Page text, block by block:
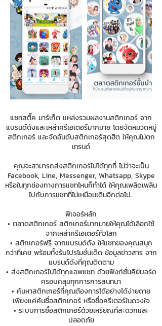
แชทสติ๊ค มาร์เก็ต แหล่งรวมผลงานสติกเกอร์ จาก
แบรนด์ดังและเหล่าครีเอเตอร์มากมาย โดยจัดหมวดหมู่
สติกเกอร์ และจัดอันดับสติกเกอร์สุดฮิต ให้คุณไม่ตก
เทรนด์
คุณจะสามารถส่งสติกเกอร์ไปได้ทุกที่ ไม่ว่าจะเป็น
Facebook, Line, Messenger, Whatsapp, Skype
หรือในทุกช่องทางการแชทไหนก็ทำได้ ให้คุณเพลิดเพลิน
ไปกับการแชทที่ไม่เหมือนเดิมอีกต่อไป..
ฟีเจอร์หลัก
• ตลาดสติกเกอร์ สติกเกอร์มากมายให้คุณได้เลือกใช้
จากเหล่าครีเอเตอร์ทั่วโลก
• สติกเกอร์ฟรี จากแบรนด์ดัง ให้แชทของคุณสนุก
กว่าที่เคย พร้อมทั้งรับโปรโมชั่นเด็ด ข้อมูลข่าวสาร จาก
แบรนด์ดังที่คุณติดตาม
• ส่งสติกเกอร์ไปได้ทุกแอพแชท ด้วยฟังก์ชั่นคีย์บอร์ด
ครอบคลุมทุกการการสนทนา
• ค้นหาสติกเกอร์ที่คุณต้องการได้อย่างได้ง่ายดาย
เพียงแค่ค้นชื่อสติกเกอร์ หรือชื่อครีเตอร์ในดวงใจ
• ระบบการซื้อสติกเกอร์ด้วยเหรียญที่สะดวกและ
ปลอดภัย